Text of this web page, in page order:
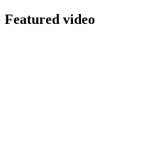
Featured video